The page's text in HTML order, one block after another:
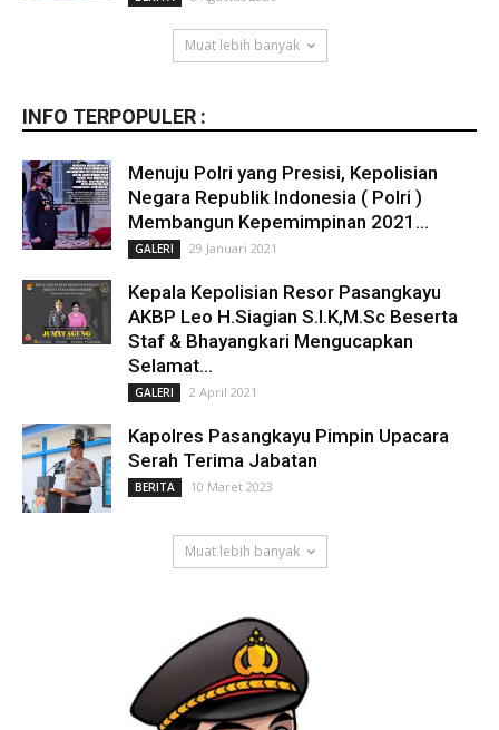
Muat lebih banyak
INFO TERPOPULER :
Menuju Polri yang Presisi, Kepolisian
Negara Republik Indonesia ( Polri )
Membangun Kepemimpinan 2021...
GALERI 29 Januari 2021
Kepala Kepolisian Resor Pasangkayu
AKBP Leo H.Siagian S.I.K,M.Sc Beserta
Staf & Bhayangkari Mengucapkan
Selamat...
GALERI 2 April 2021
Kapolres Pasangkayu Pimpin Upacara
Serah Terima Jabatan
BERITA 10 Maret 2023
Muat lebih banyak